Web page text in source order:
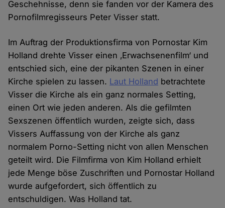
Geschehnisse, denn sie fanden vor der Kamera des
Pornofilmregisseurs Peter Visser statt.
Im Auftrag der Produktionsfirma von Pornostar Kim
Holland drehte Visser einen ‚Erwachsenenfilm‘ und
entschied sich, eine der pikanten Szenen in einer
Kirche spielen zu lassen. Laut Holland betrachtete
Visser die Kirche als ein ganz normales Setting,
einen Ort wie jeden anderen. Als die gefilmten
Sexszenen öffentlich wurden, zeigte sich, dass
Vissers Auffassung von der Kirche als ganz
normalem Porno-Setting nicht von allen Menschen
geteilt wird. Die Filmfirma von Kim Holland erhielt
jede Menge böse Zuschriften und Pornostar Holland
wurde aufgefordert, sich öffentlich zu
entschuldigen. Was Holland tat.